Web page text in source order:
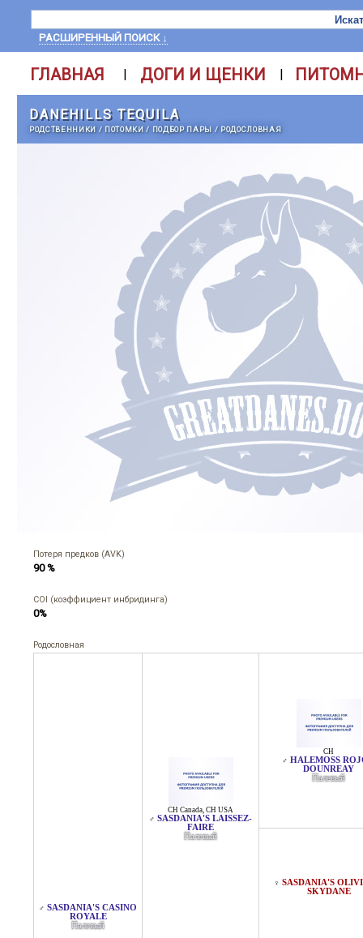
РАСШИРЕННЫЙ ПОИСК ↓
ГЛАВНАЯ | ДОГИ И ЩЕНКИ |
DANEHILLS TEQUILA
РОДСТВЕННИКИ / ПОТОМКИ/ ПОДБОР ПАРЫ / РОДОСЛОВНАЯ
Потеря предков (AVK)
90 %
COI (коэффициент инбридинга)
0%
Родословная
♂ SASDANIA'S CASINO
ROYALE
Палевый
CH Canada, CH USA
♂ SASDANIA'S LAISSEZ-
FAIRE
Палевый
CH
♂ HALEMOSS
DOUNREAY
Палевый
♀ SASDANIA'S
SKYDANE